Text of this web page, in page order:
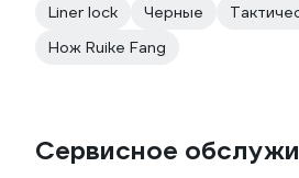
Liner lock
Черные
Нож Ruike Fang
Сервисное